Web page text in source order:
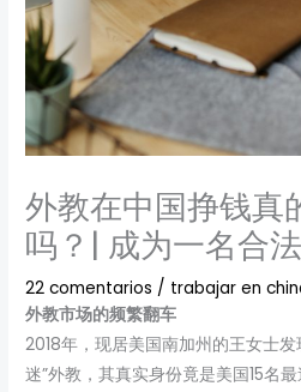
外教在中国挣钱真
吗？| 成为一名合
22 comentarios / trabajar en
外教市场的频繁翻车
2018年，现居美国南加州的王女士
迷”外教，其真实身份竟是美国15名